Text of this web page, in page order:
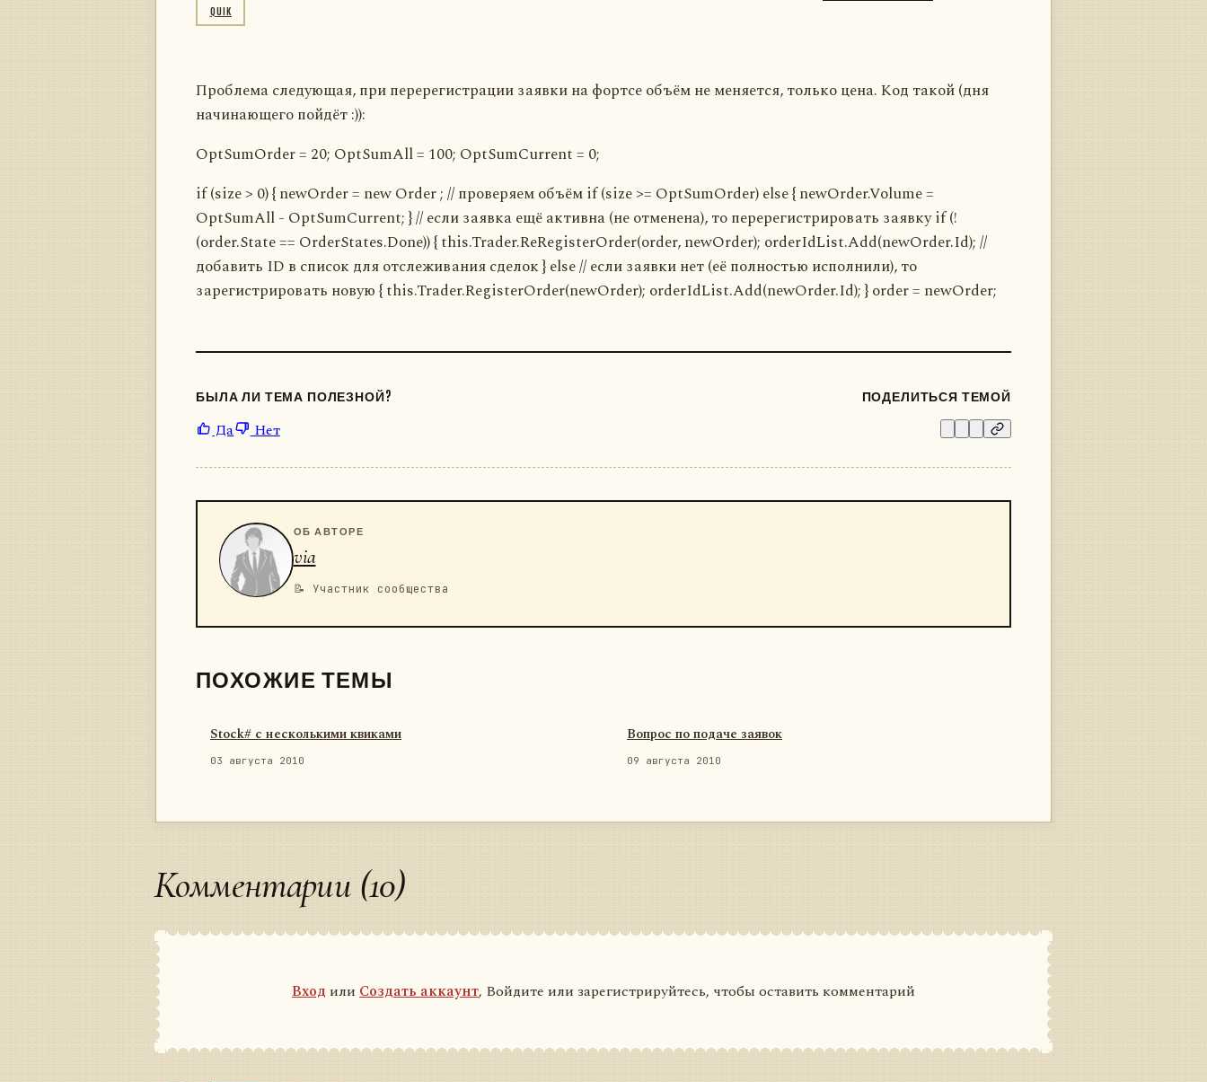
QUIK
Проблема следующая, при перерегистрации заявки на фортсе объём не меняется, только цена. Код такой (дня
начинающего пойдёт :)):
OptSumOrder = 20; OptSumAll = 100; OptSumCurrent = 0;
if (size > 0) { newOrder = new Order ; // проверяем объём if (size >= OptSumOrder) else { newOrder.Volume =
OptSumAll - OptSumCurrent; } // если заявка ещё активна (не отменена), то перерегистрировать заявку if (!
(order.State == OrderStates.Done)) { this.Trader.ReRegisterOrder(order, newOrder); orderIdList.Add(newOrder.Id); //
добавить ID в список для отслеживания сделок } else // если заявки нет (её полностью исполнили), то
зарегистрировать новую { this.Trader.RegisterOrder(newOrder); orderIdList.Add(newOrder.Id); } order = newOrder;
БЫЛА ЛИ ТЕМА ПОЛЕЗНОЙ?
Да Нет
ПОДЕЛИТЬСЯ ТЕМОЙ
ОБ АВТОРЕ
via
📝 Участник сообщества
ПОХОЖИЕ ТЕМЫ
Stock# с несколькими квиками
03 августа 2010
Вопрос по подаче заявок
09 августа 2010
Комментарии (10)
Вход или Создать аккаунт, Войдите или зарегистрируйтесь, чтобы оставить комментарий